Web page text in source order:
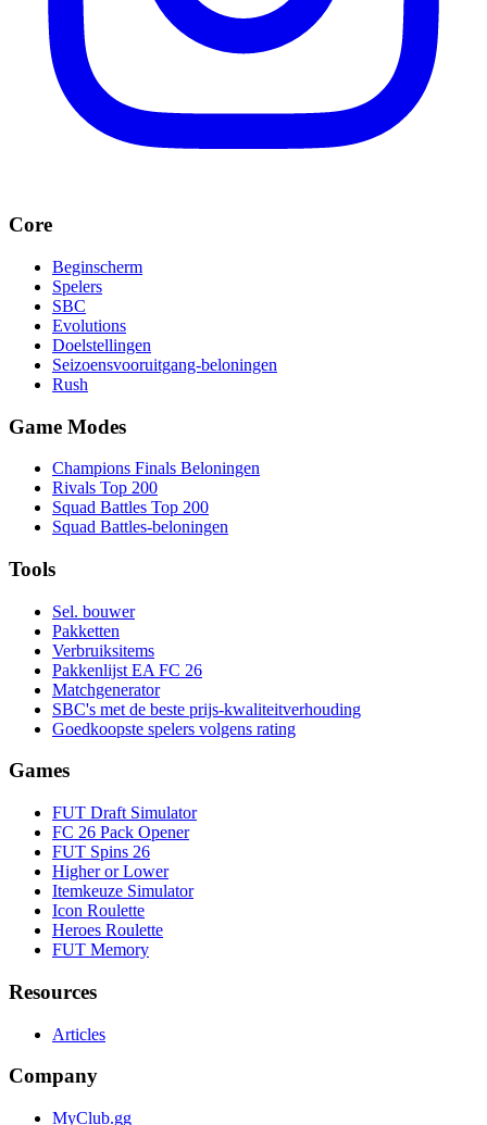
Core
Beginscherm
Spelers
SBC
Evolutions
Doelstellingen
Seizoensvooruitgang-beloningen
Rush
Game Modes
Champions Finals Beloningen
Rivals Top 200
Squad Battles Top 200
Squad Battles-beloningen
Tools
Sel. bouwer
Pakketten
Verbruiksitems
Pakkenlijst EA FC 26
Matchgenerator
SBC's met de beste prijs-kwaliteitverhouding
Goedkoopste spelers volgens rating
Games
FUT Draft Simulator
FC 26 Pack Opener
FUT Spins 26
Higher or Lower
Itemkeuze Simulator
Icon Roulette
Heroes Roulette
FUT Memory
Resources
Articles
Company
MyClub.gg